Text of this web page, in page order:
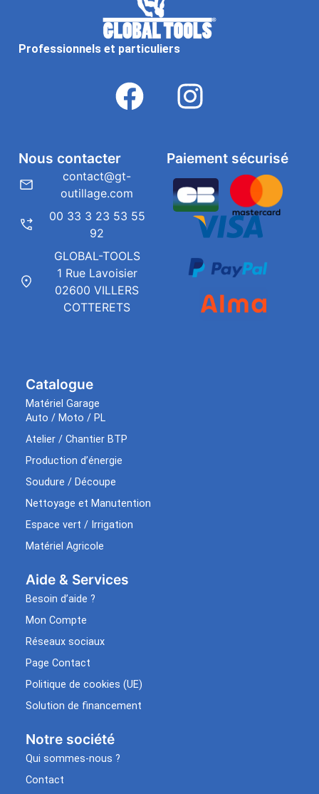
Professionnels et particuliers
Catalogue
Matériel Garage
Auto / Moto / PL
Atelier / Chantier BTP
Production d’énergie
Soudure / Découpe
Nettoyage et Manutention
Espace vert / Irrigation
Matériel Agricole
Aide & Services​
Besoin d’aide ?
Mon Compte
Réseaux sociaux
Page Contact
Politique de cookies (UE)
Solution de financement
Notre société
Qui sommes-nous ?
Contact
Paiement sécurisé
Nous contacter
contact@gt-
outillage.com
00 33 3 23 53 55
92
GLOBAL-TOOLS
1 Rue Lavoisier
02600 VILLERS
COTTERETS